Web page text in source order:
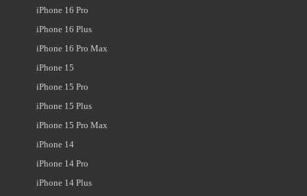
iPhone 16 Pro
iPhone 16 Plus
iPhone 16 Pro Max
iPhone 15
iPhone 15 Pro
iPhone 15 Plus
iPhone 15 Pro Max
iPhone 14
iPhone 14 Pro
iPhone 14 Plus